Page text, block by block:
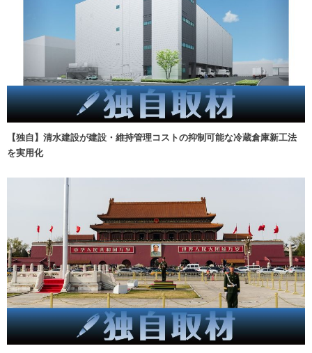
【独自】清水建設が建設・維持管理コストの抑制可能な冷蔵倉庫新工法
を実用化